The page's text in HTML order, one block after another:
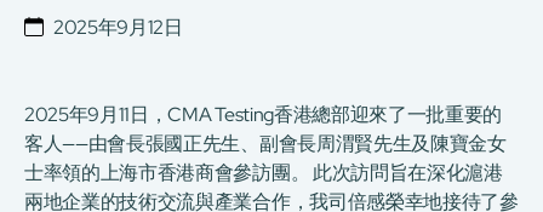
服務申請
工廠服務預約
EN
日
简 繁
2025年9月12日
2025年9月11日，CMA Testing香港總部迎來了一批重要的
客人——由會長張國正先生、副會長周渭賢先生及陳寶金女
士率領的上海市香港商會參訪團。 此次訪問旨在深化滬港
兩地企業的技術交流與產業合作，我司倍感榮幸地接待了參